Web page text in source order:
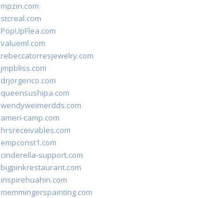
mpzin.com
stcreal.com
PopUpFlea.com
valueml.com
rebeccatorresjewelry.com
jmpbliss.com
drjorgerico.com
queensushipa.com
wendyweimerdds.com
ameri-camp.com
hrsreceivables.com
empconst1.com
cinderella-support.com
bigpinkrestaurant.com
inspirehuahin.com
memmingerspainting.com